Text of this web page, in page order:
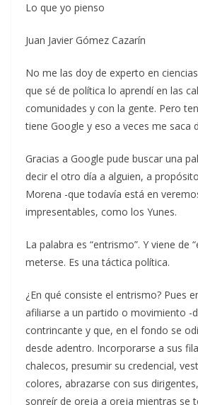
Lo que yo pienso
Juan Javier Gómez Cazarín
No me las doy de experto en
que sé de política lo aprendí en las
comunidades y con la gente. Pero
tiene Google y eso a veces me saca
Gracias a Google pude buscar una
decir el otro día a alguien, a
Morena -que todavía está en
impresentables, como los Yunes.
La palabra es “entrismo”. Y viene de
meterse. Es una táctica política.
¿En qué consiste el entrismo? Pues
afiliarse a un partido o movimiento -
contrincante y que, en el fondo se
desde adentro. Incorporarse a sus
chalecos, presumir su credencial,
colores, abrazarse con sus
sonreír de oreja a oreja mientras se